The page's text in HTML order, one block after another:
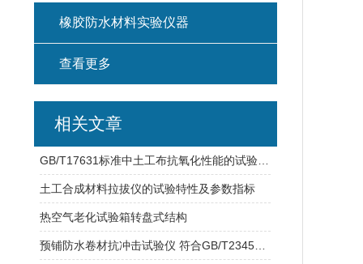
橡胶防水材料实验仪器
查看更多
相关文章
土工合成材料拉拔仪的试验特性及参数指标
热空气老化试验箱转盘式结构